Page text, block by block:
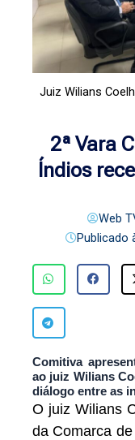
Juiz Wilians
2ª Vara
Índios
Web
Publicado
Comitiva
ao juiz Wilians
diálogo entre as
O juiz Wilians
da Comarca